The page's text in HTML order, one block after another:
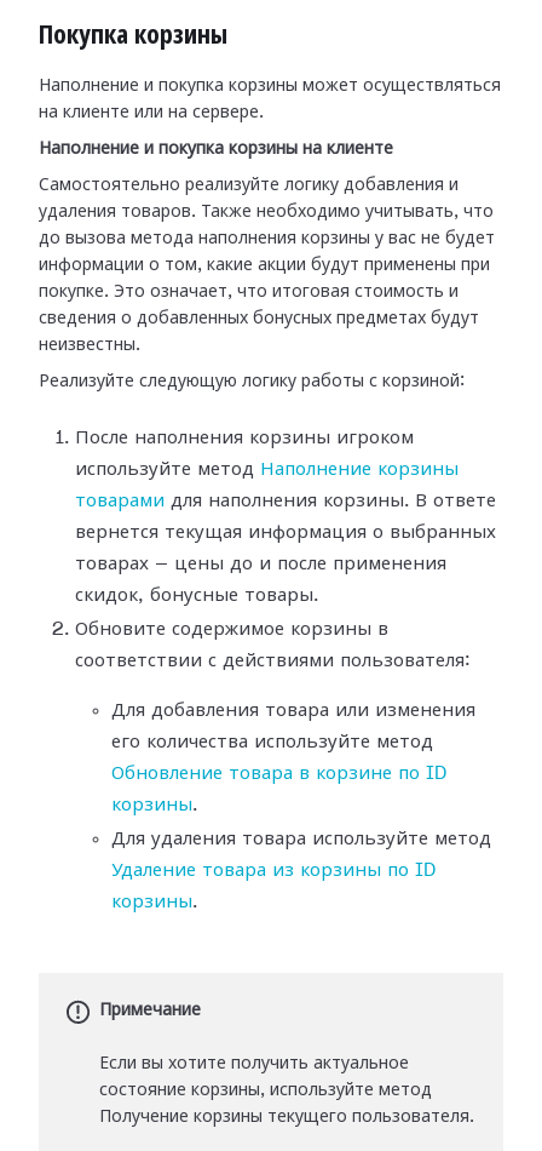
Покупка корзины
Наполнение и покупка корзины может осуществляться
на клиенте или на сервере.
Наполнение и покупка корзины на клиенте
Самостоятельно реализуйте логику добавления и
удаления товаров. Также необходимо учитывать, что
до вызова метода наполнения корзины у вас не будет
информации о том, какие акции будут применены при
покупке. Это означает, что итоговая стоимость и
сведения о добавленных бонусных предметах будут
неизвестны.
Реализуйте следующую логику работы с корзиной:
После наполнения корзины игроком
используйте метод Наполнение корзины
товарами для наполнения корзины. В ответе
вернется текущая информация о выбранных
товарах — цены до и после применения
скидок, бонусные товары.
Обновите содержимое корзины в
соответствии с действиями пользователя:
Для добавления товара или изменения
его количества используйте метод
Обновление товара в корзине по ID
корзины.
Для удаления товара используйте метод
Удаление товара из корзины по ID
корзины.
Примечание
Если вы хотите получить актуальное
состояние корзины, используйте метод
Получение корзины текущего пользователя.